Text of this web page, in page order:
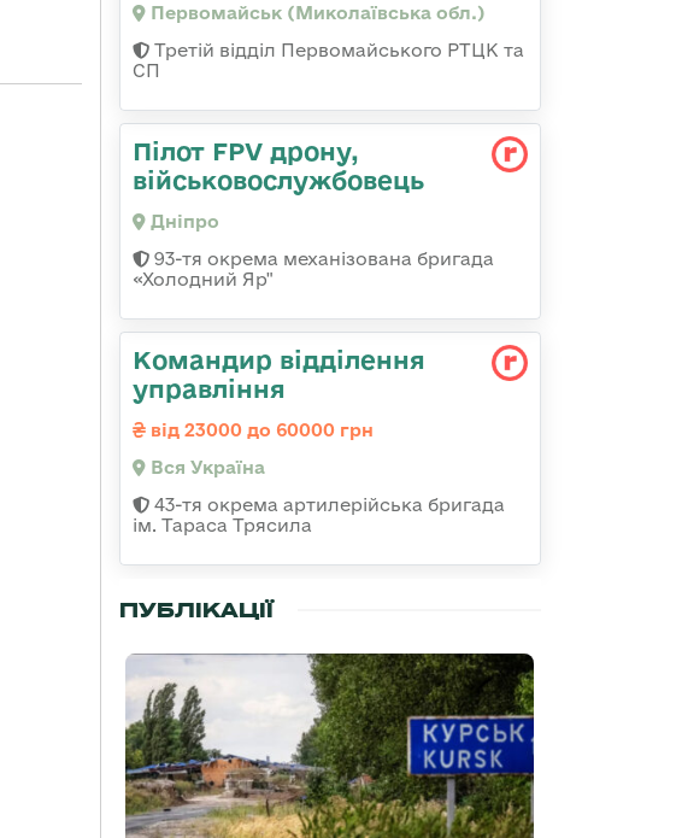
Первомайськ (Миколаївська обл.)
Третій відділ Первомайського РТЦК та
СП
Пілот FPV дрону,
військовослужбовець
Дніпро
93-тя окрема механізована бригада
«Холодний Яр"
Командир відділення
управління
від 23000 до 60000 грн
Вся Україна
43-тя окрема артилерійська бригада
ім. Тараса Трясила
ПУБЛІКАЦІЇ